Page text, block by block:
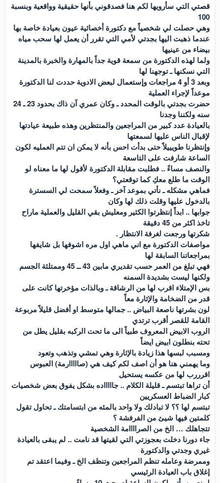
قصتي التي سأرويها لكم هنا فصدقوني بأنها حقيقية وواقعية وبنسبة
100
وهي حصلت لي شخصياً مع دكتورة أخصائية عيون بعيادة خاصة بها
عندما ذهبت اليها بجدتي لأمي التي تقرر أن يعمل لها سحب مياه
بيضاء من عينيها
ولما لهذه الدكتورة من سمعة قوية جداً بالمهارة والخبرة بالمدينة
التي نسكنها ـ توجهنا لها
وبعد 3 أو 4 مراجعات وإستعمال لبعض الادوية حددت لنا الدكتورة
موعداً لإجراء العملية
حضرت بجدتي بالوقت المحدد ـ وكان عمري آن ذاك بحدود 23 ـ 24
سنه ولكننا وجدنا
بالعيادة عدد كبير من المراجعين والمنتظرين وهذه طبيعة عيادتها
لإقبال الناس عليها لسمعتها
وإنتظرنا طويييلاً حتى بدأت احس بأنه لا يمكن ان تتم العمليه لكون
الساعة شارفت على التاسعة
والنصف مساءً .. فطلبت مقابلة الدكتورة لأقول لها ما معناه لو
الوقت ما طلع معكِ كما توقعتي؟
فماهي مشكله ـ نأتي بموعد آخر ـ وفعلاً سمحت لي السسترة
بالدخول عليها وقلت ذلك لها وكان
جوابها .. ابداً إنتظرتوا الكثير ومعليش بقي القليل والعملية ماراح
تاخذ اكثر من 45 دقيقة
شكرتها ورجعت لغرفة الانتظار .
مواصفات الدكتورة مع اني ماهي اول مره اشوفها بل شايفها
بمراجعاتنا السابقة لها
فهي تبلغ من العمر حسب تقديري مابين 43 ــ 45 وممتلئة الجسم
ولكنها ليست بشديدة السمنه
بس الإمتلاء اقرب لها من الرشاقة ـ وبالذات مؤخرتها كانت على
قدر من الضخامة والإثارة معاً
لون بشرتها ناصعة البياض .. جمالها متوسط او أفضل قليلاً مربوعة
القامة للقصر أقرب ترتدي
الروب الابيض المعروف طبياً الى ما تحت الركبه بقليل يطل من
تحته بنطلون ابيض ايضاً
ومسبب لبسها هذا زيادة بالإثارة وهي تمشي وتذهب وتعود
وما يهمني هنا هو أن اصف لكم كيف هي (صااااارمة) العبوس
اقرررب لها من عكسه يستحيل
أن تراها تبتسم ـ قليلة الكلام .. جاااااده بشكل يفوق بعض شخصيات
كبار الضباط العسكريين
تبتسم لها ؟؟ لا تبادلك ولا واحد بالمئه من ابتسامتك ـ تحاول تقول
كلمتين فيها شيئ من الفرفشة ؟
تتجاهلك … الخ من الصراااامة الشخصية
جاء دورنا دخلت بعجوزتي التي لقيتها قد نامت .. لم يبقى بالعيادة
غيري وجدتي والدكتورة
وممرضة وعامله تنظم المراجعين وتنظف الخ ـ وفيما اعتقد تم
إغلاق باب العيادة الرئيسي